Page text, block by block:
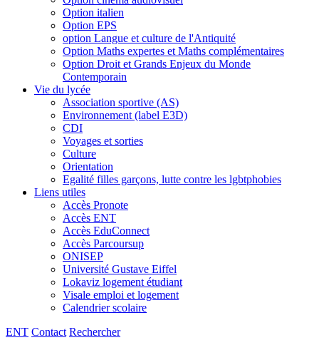
Option italien
Option EPS
option Langue et culture de l'Antiquité
Option Maths expertes et Maths complémentaires
Option Droit et Grands Enjeux du Monde
Contemporain
Vie du lycée
Association sportive (AS)
Environnement (label E3D)
CDI
Voyages et sorties
Culture
Orientation
Egalité filles garçons, lutte contre les lgbtphobies
Liens utiles
Accès Pronote
Accès ENT
Accès EduConnect
Accès Parcoursup
ONISEP
Université Gustave Eiffel
Lokaviz logement étudiant
Visale emploi et logement
Calendrier scolaire
ENT Contact Rechercher